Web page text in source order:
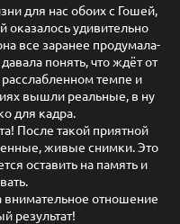
для нас обоих с Гошей,
оказалось удивительно
все заранее продумала-
понять, что ждёт от
темпе и
вышли реальные, в ну
для кадра.
После такой приятной
живые снимки. Это
оставить на память и
внимательное отношение
результат!